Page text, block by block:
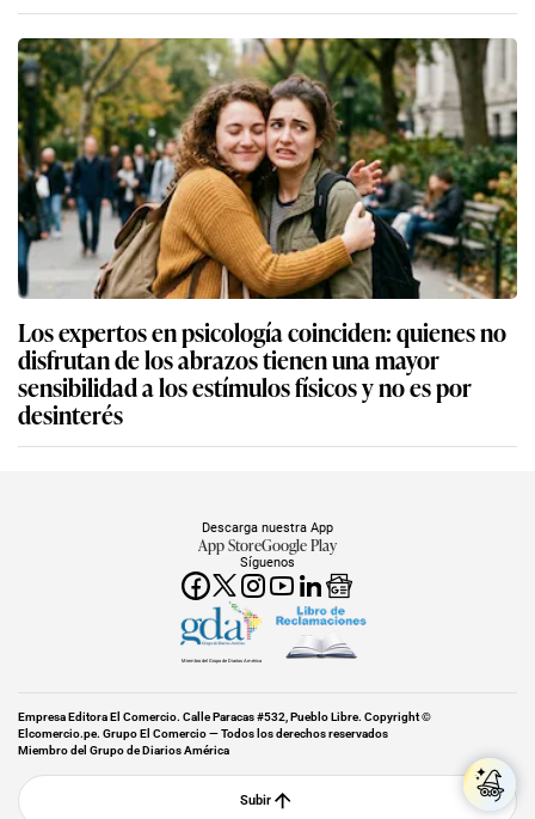
Los expertos en psicología coinciden: quienes no
disfrutan de los abrazos tienen una mayor
sensibilidad a los estímulos físicos y no es por
desinterés
Síguenos
Descarga nuestra App
App StoreGoogle Play
Miembro del Grupo de Diarios América
Empresa Editora El Comercio. Calle Paracas #532, Pueblo Libre. Copyright ©
Elcomercio.pe. Grupo El Comercio — Todos los derechos reservados
Miembro del Grupo de Diarios América
Subir